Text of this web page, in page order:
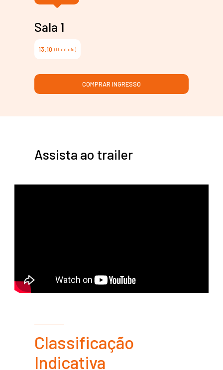
Sala 1
13:10 (Dublado)
COMPRAR INGRESSO
Assista ao trailer
Classificação
Indicativa